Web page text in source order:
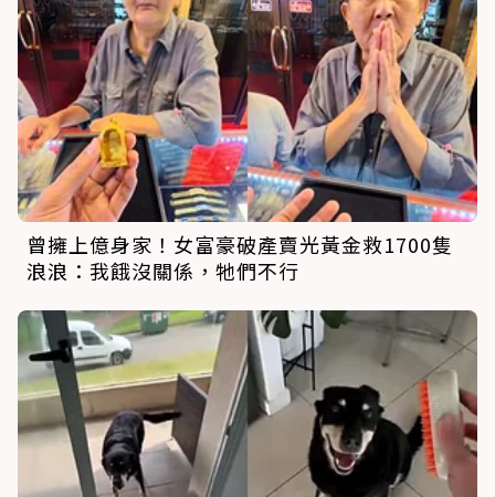
曾擁上億身家！女富豪破產賣光黃金救1700隻
浪浪：我餓沒關係，牠們不行